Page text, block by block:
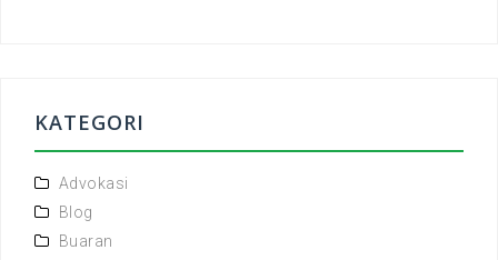
KATEGORI
Advokasi
Blog
Buaran